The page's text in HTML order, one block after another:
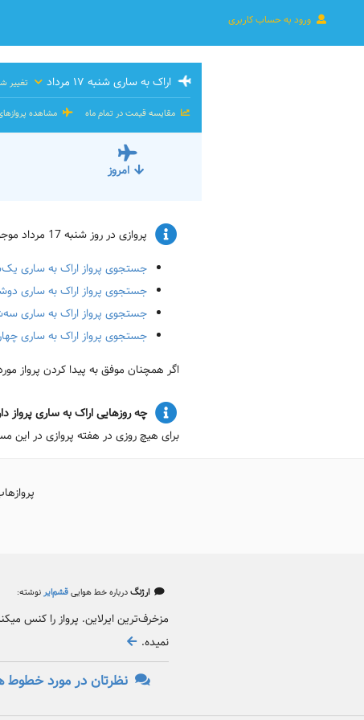
ورود به حساب کاربری
اراک به ساری شنبه ۱۷ مرداد تغییر
مقایسه قیمت در تمام ماه مشاهده
امروز
پروازی در روز شنبه 17 مرداد موجود نیست. و یا ظرفیت پرواز پر شده است. پرواز برای تاریخ‌های زیر را چک کنید:
جستجوی پرواز اراک به ساری یک‌شنبه ۱۸
جستجوی پرواز اراک به ساری دوشنبه ۱۹
جستجوی پرواز اراک به ساری سه‌شنبه ۲۰
جستجوی پرواز اراک به ساری چهارشنبه
اگر همچنان موفق به پیدا کردن پرواز
چه روزهایی اراک به ساری پرواز
برای هیچ روزی در هفته پروازی در این
ارژنگدرباره خط هواییقشم‌ایرنوشته:
مزخرف‌ترین ایرلاین. پرواز را کنس
نمیده.
نظرتان در مورد خطوط